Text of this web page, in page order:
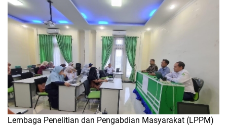
Lembaga Penelitian dan Pengabdian Masyarakat (LPPM)